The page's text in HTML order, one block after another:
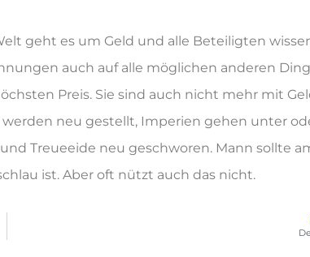
geht es um Geld und alle Beteiligten
auch auf alle möglichen anderen
Preis. Sie sind auch nicht mehr mit
neu gestellt, Imperien gehen unter
Treueeide neu geschworen. Mann sollte
ist. Aber oft nützt auch das nicht.